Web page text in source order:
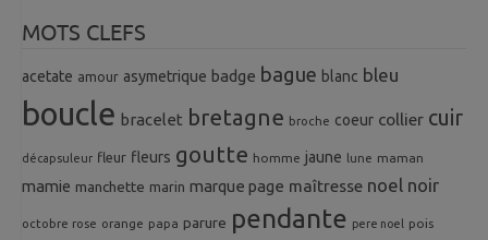
MOTS CLEFS
acetate amour asymetrique badge bague blanc bleu
boucle bracelet bretagne broche coeur collier cuir
décapsuleur fleur fleurs goutte homme jaune lune maman
mamie manchette marin marque page maîtresse noel noir
octobre rose orange papa parure pendante pere noel pois